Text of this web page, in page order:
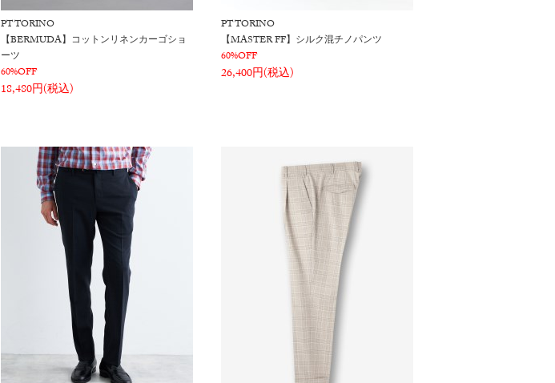
PT TORINO
【BERMUDA】コットンリネンカーゴショ
ーツ
60%OFF
18,480円(税込)
PT TORINO
【MASTER FF】シルク混チノパンツ
60%OFF
26,400円(税込)